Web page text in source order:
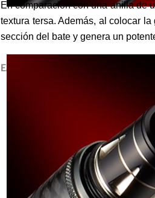
En comparación con una anilla de
textura tersa. Además, al colocar
sección del bate y genera un
EMPUÑADURA DELANTERA &